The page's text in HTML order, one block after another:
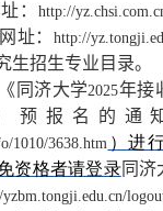
： http://
址： http://
生招生专业目录。
同济大学2025年接
预报名的通
1010/3638.htm ）进
资格者请登录同济
yzbm.tongji.edu.cn/